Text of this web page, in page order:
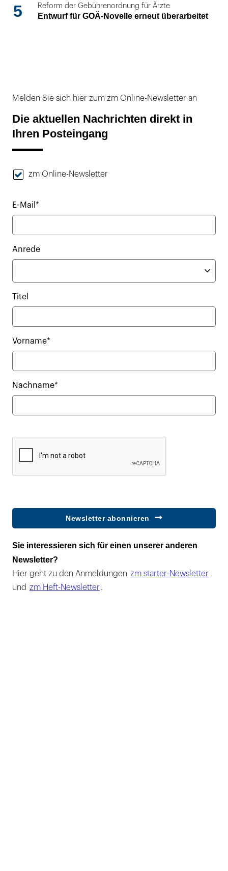
5 Reform der Gebührenordnung für Ärzte
Entwurf für GOÄ-Novelle erneut überarbeitet
Melden Sie sich hier zum zm Online-Newsletter an
Die aktuellen Nachrichten direkt in
Ihren Posteingang
zm Online-Newsletter
E-Mail*
Anrede
Titel
Vorname*
Nachname*
Newsletter abonnieren
Sie interessieren sich für einen unserer anderen
Newsletter?
Hier geht zu den Anmeldungen zm starter-Newsletter
und zm Heft-Newsletter .